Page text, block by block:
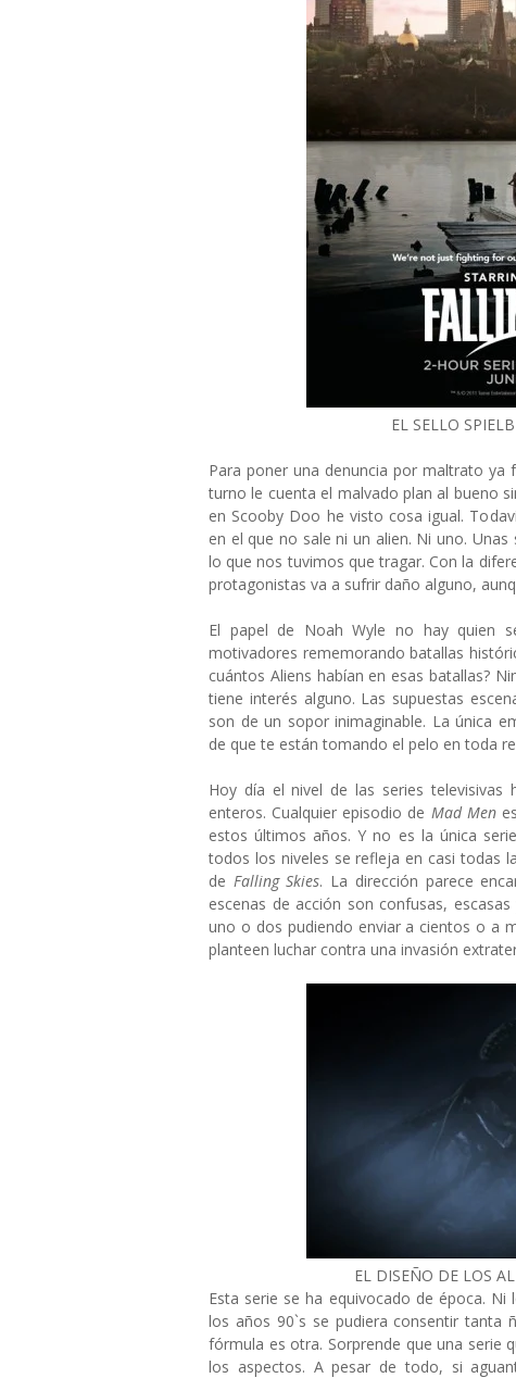
EL SELLO
Para poner una denuncia por maltrato
turno le cuenta el malvado plan al bueno
en Scooby Doo he visto cosa igual.
en el que no sale ni un alien. Ni uno.
lo que nos tuvimos que tragar. Con la
protagonistas va a sufrir daño alguno,
El papel de Noah Wyle no hay quien
motivadores rememorando batallas
cuántos Aliens habían en esas batallas?
tiene interés alguno. Las supuestas
son de un sopor inimaginable. La única
de que te están tomando el pelo en toda
Hoy día el nivel de las series televisivas
enteros. Cualquier episodio de Mad Men
estos últimos años. Y no es la única
todos los niveles se refleja en casi todas
de Falling Skies. La dirección parece
escenas de acción son confusas,
uno o dos pudiendo enviar a cientos o a
planteen luchar contra una invasión
EL DISEÑO DE LOS
Esta serie se ha equivocado de época.
los años 90`s se pudiera consentir tanta
fórmula es otra. Sorprende que una serie
los aspectos. A pesar de todo, si